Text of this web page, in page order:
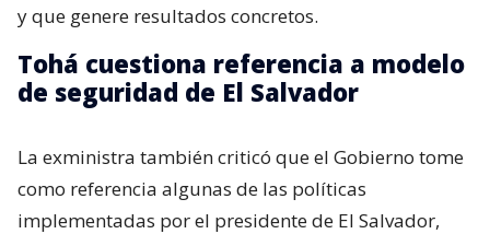
y que genere resultados concretos.
Tohá cuestiona referencia a modelo
de seguridad de El Salvador
La exministra también criticó que el Gobierno tome
como referencia algunas de las políticas
implementadas por el presidente de El Salvador,